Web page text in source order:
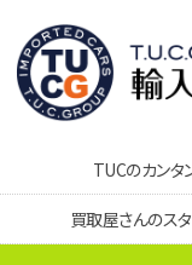
TUCのカンタ
買取屋さんのス